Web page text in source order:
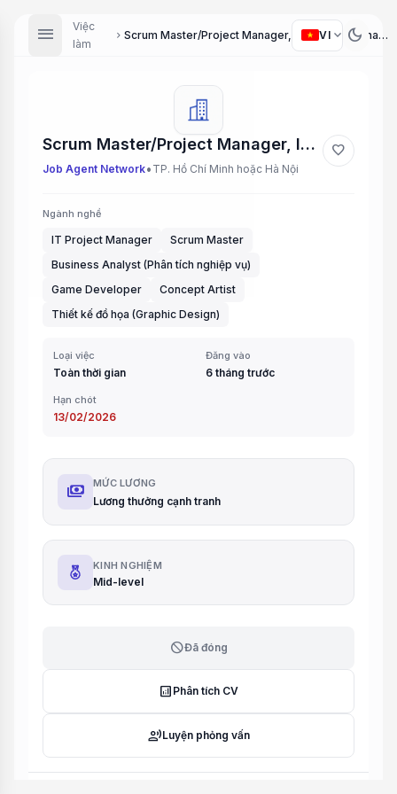
menu
Việc
làm
chevron_right Scrum Master/Project Manager, IT Business Analyst, Graphic Designer, Game 2D Artist, Cocos Developer
VI expand_more dark_mode
Scrum Master/Project Manager, IT Business Analyst, Graphic Designer, Game 2D Artist, Cocos Developer
Job Agent Network• TP. Hồ Chí Minh hoặc Hà Nội
favorite
Ngành nghề
IT Project Manager
Scrum Master
Business Analyst (Phân tích nghiệp vụ)
Game Developer
Concept Artist
Thiết kế đồ họa (Graphic Design)
Loại việc
Toàn thời gian
Đăng vào
6 tháng trước
Hạn chót
13/02/2026
payments MỨC LƯƠNG
Lương thưởng cạnh tranh
KINH NGHIỆM
Mid-level
blockĐã đóng
analytics Phân tích CV
record_voice_overLuyện phỏng vấn